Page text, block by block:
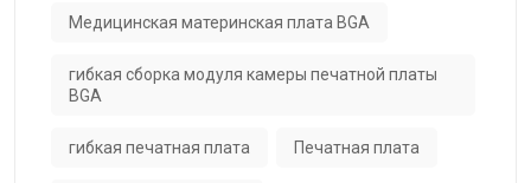
Медицинская материнская плата BGA
гибкая сборка модуля камеры печатной платы
BGA
гибкая печатная плата Печатная плата